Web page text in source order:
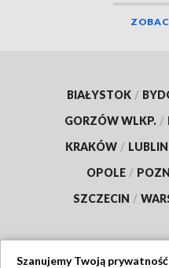
BIAŁYSTOK /
GORZÓW WLKP. /
KRAKÓW / LUBLIN
OPOLE /
SZCZECIN /
Szanujemy Twoją prywatność